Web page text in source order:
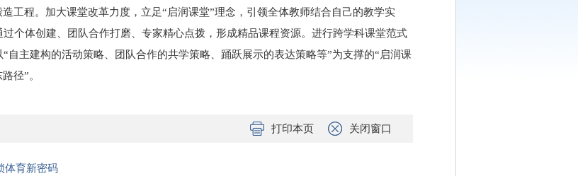
工程。加大课堂改革力度，立足“启润课堂”理念，引领全体教师结合自己的教学实
个体创建、团队合作打磨、专家精心点拨，形成精品课程资源。进行跨学科课堂范式
自主建构的活动策略、团队合作的共学策略、踊跃展示的表达策略等”为支撑的“启润课
径”。
打印本页 关闭窗口
体育新密码